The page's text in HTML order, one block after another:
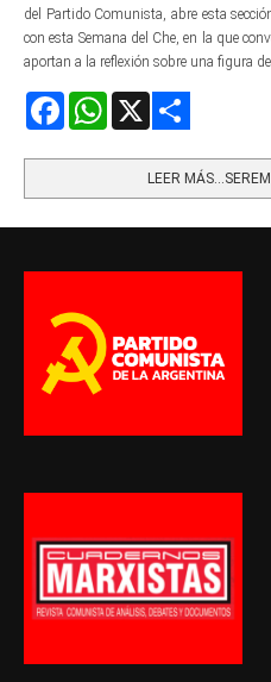
del Partido Comunista, abre esta
con esta Semana del Che, en la que
aportan a la reflexión sobre una figura
FacebookWhatsApp
LEER